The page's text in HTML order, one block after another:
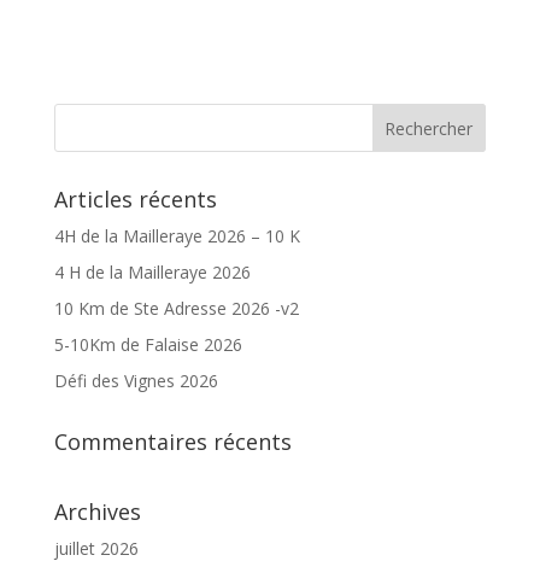
Articles récents
4H de la Mailleraye 2026 – 10 K
4 H de la Mailleraye 2026
10 Km de Ste Adresse 2026 -v2
5-10Km de Falaise 2026
Défi des Vignes 2026
Commentaires récents
Archives
juillet 2026